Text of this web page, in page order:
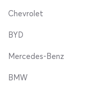
Chevrolet
BYD
Mercedes-Benz
BMW